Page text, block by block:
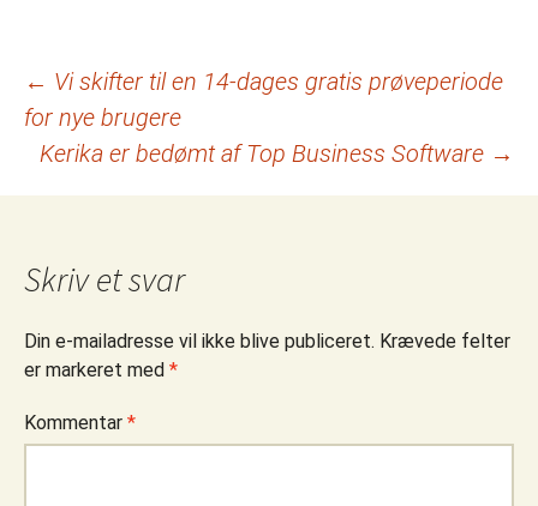
Indlægsnavigation
← Vi skifter til en 14-dages gratis prøveperiode
for nye brugere
Kerika er bedømt af Top Business Software →
Skriv et svar
Din e-mailadresse vil ikke blive publiceret. Krævede felter
er markeret med *
Kommentar *